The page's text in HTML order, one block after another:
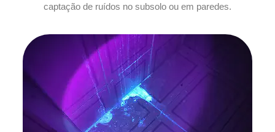
captação de ruídos no subsolo ou em paredes.